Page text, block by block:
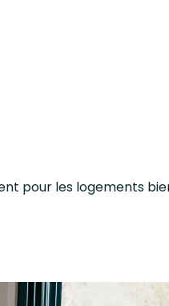
pour les logements